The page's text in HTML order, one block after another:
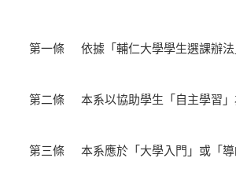
第一條 依據「輔仁大學學生選課辦
第二條 本系以協助學生「自主學習
第三條 本系應於「大學入門」或「